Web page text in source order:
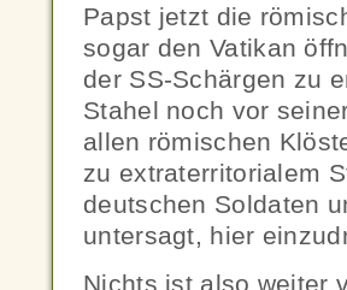
Papst jetzt die
sogar den Vatikan
der SS-Schärgen zu
Stahel noch vor
allen römischen
zu extraterritorialem
deutschen Soldaten
untersagt, hier
Nichts ist also weiter